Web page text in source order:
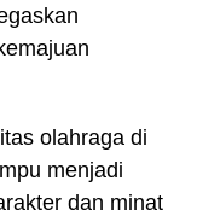
olahraga di
menjadi
dan minat